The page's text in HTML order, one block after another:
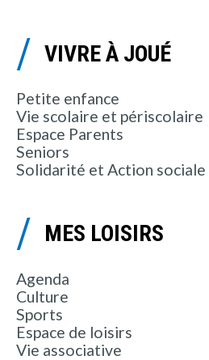
VIVRE À JOUÉ
Petite enfance
Vie scolaire et périscolaire
Espace Parents
Seniors
Solidarité et Action sociale
MES LOISIRS
Agenda
Culture
Sports
Espace de loisirs
Vie associative